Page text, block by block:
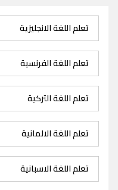
تعلم اللغة الانجليزية
تعلم اللغة الفرنسية
تعلم اللغة التركية
تعلم اللغة الالمانية
تعلم اللغة الاسبانية